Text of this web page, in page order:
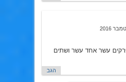
עשר אחד עשר ושתים
הגב